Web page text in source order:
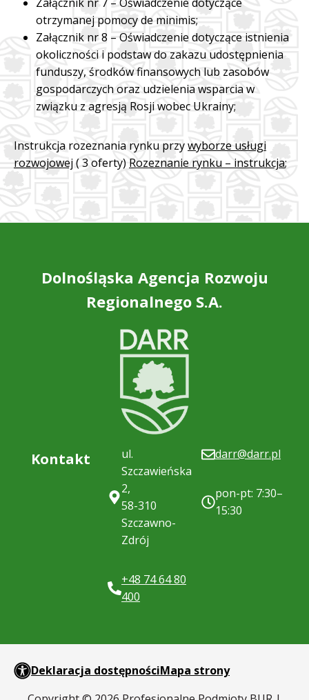
otrzymanej pomocy de minimis;
Załącznik nr 8 – Oświadczenie dotyczące istnienia
okoliczności i podstaw do zakazu udostępnienia
funduszy, środków finansowych lub zasobów
gospodarczych oraz udzielenia wsparcia w
związku z agresją Rosji wobec Ukrainy;
Instrukcja rozeznania rynku przywyborze usługi
rozwojowej ( 3 oferty) Rozeznanie rynku – instrukcja;
Dolnośląska Agencja Rozwoju
Regionalnego S.A.
Kontakt
ul.
Szczawieńska
2,
58-310
Szczawno-
Zdrój
+48 74 64 80
400
darr@darr.pl
pon-pt: 7:30–
15:30
Deklaracja dostępnościMapa strony